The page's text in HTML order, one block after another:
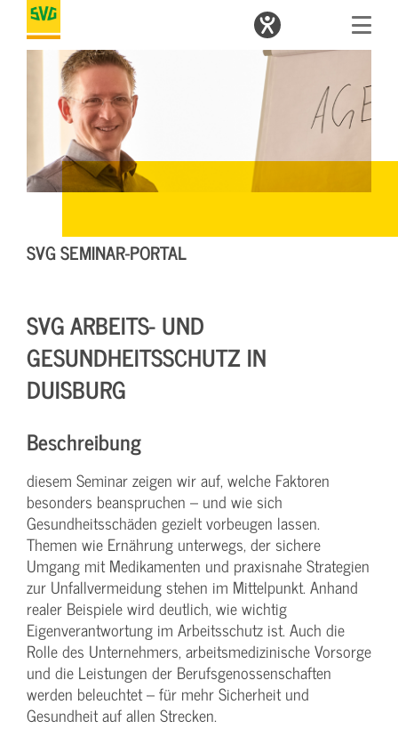
SVG SEMINAR-PORTAL
SVG ARBEITS- UND
GESUNDHEITSSCHUTZ IN
DUISBURG
Beschreibung
diesem Seminar zeigen wir auf, welche Faktoren
besonders beanspruchen – und wie sich
Gesundheitsschäden gezielt vorbeugen lassen.
Themen wie Ernährung unterwegs, der sichere
Umgang mit Medikamenten und praxisnahe Strategien
zur Unfallvermeidung stehen im Mittelpunkt. Anhand
realer Beispiele wird deutlich, wie wichtig
Eigenverantwortung im Arbeitsschutz ist. Auch die
Rolle des Unternehmers, arbeitsmedizinische Vorsorge
und die Leistungen der Berufsgenossenschaften
werden beleuchtet – für mehr Sicherheit und
Gesundheit auf allen Strecken.